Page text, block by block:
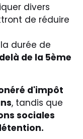
divers
de réduire
durée de
de la 5ème
d'impôt
, tandis que
sociales